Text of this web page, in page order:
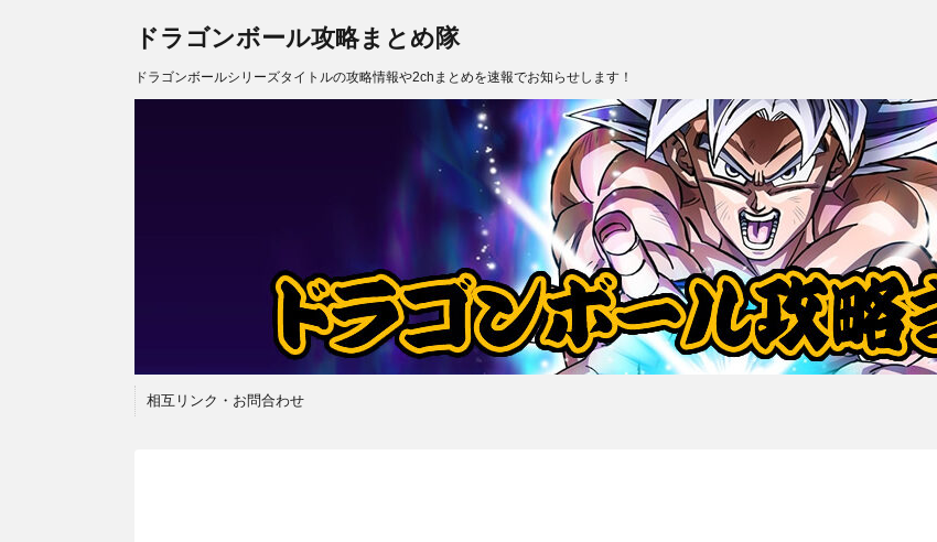
ドラゴンボール攻略まとめ隊
ドラゴンボールシリーズタイトルの攻略情報や2chまとめを速報でお知らせします！
相互リンク・お問合わせ